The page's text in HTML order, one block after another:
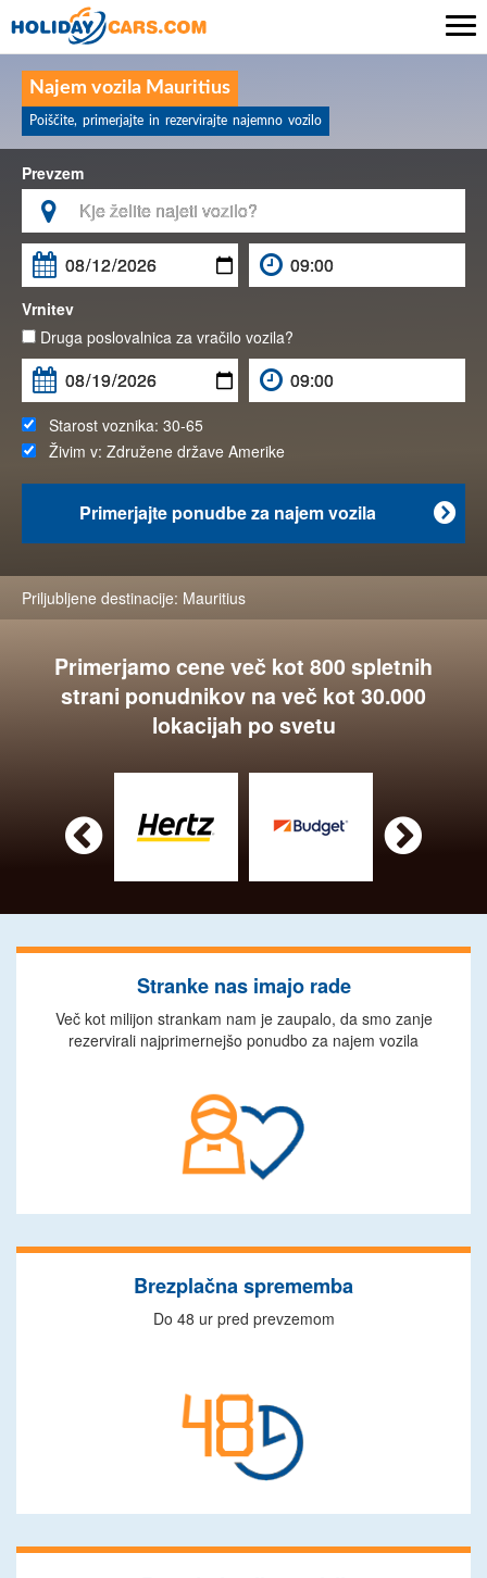
Najem vozila Mauritius
Poiščite, primerjajte in rezervirajte najemno vozilo
Prevzem


Vrnitev
Druga poslovalnica za vračilo vozila?
Starost voznika: 30-65
Živim v: Združene države Amerike

Primerjajte ponudbe za najem vozila
Priljubljene destinacije: Mauritius
Primerjamo cene več kot 800 spletnih
strani ponudnikov na več kot 30.000
lokacijah po svetu
 
Stranke nas imajo rade
Več kot milijon strankam nam je zaupalo, da smo zanje
rezervirali najprimernejšo ponudbo za najem vozila
Brezplačna sprememba
Do 48 ur pred prevzemom